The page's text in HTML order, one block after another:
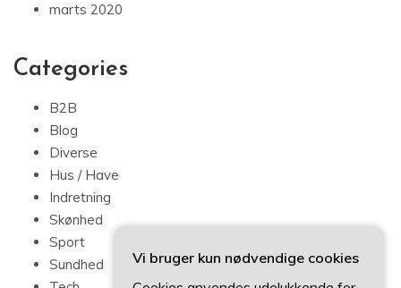
marts 2020
Categories
B2B
Blog
Diverse
Hus / Have
Indretning
Skønhed
Sport
Sundhed
Vi bruger kun nødvendige cookies